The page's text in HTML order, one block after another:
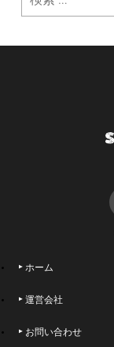
ホーム
運営会社
お問い合わせ